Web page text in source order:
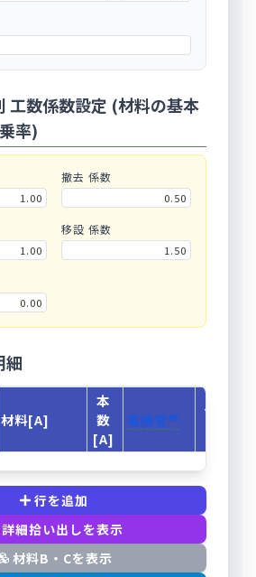
工数係数設定 (材料の基本
率)
撤去 係数
移設 係数
細
材料[A]
本
数
[A]
電線管
任意入
行を追加
詳細拾い出しを表示
材料B・Cを表示